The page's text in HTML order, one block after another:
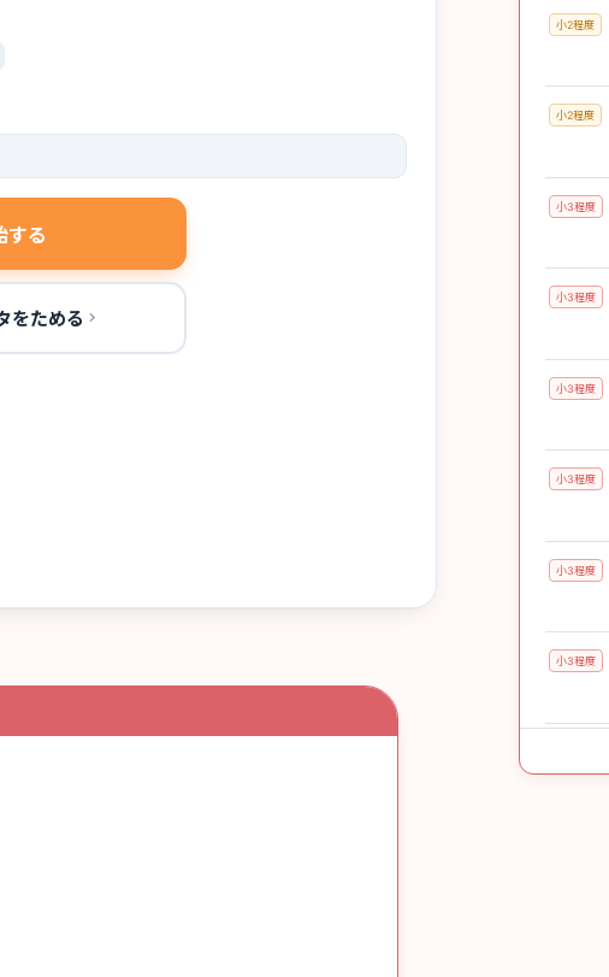
する
をためる
小2程度
小2程度
小3程度
小3程度
小3程度
小3程度
小3程度
小3程度